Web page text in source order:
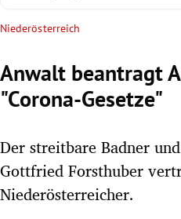
Untermenü
Untermenü
Untermenü
Untermenü
Untermenü
Niederösterreich
Anwalt beantragt
"Corona-Gesetze"
Der streitbare Badner
Gottfried Forsthuber
Niederösterreicher.